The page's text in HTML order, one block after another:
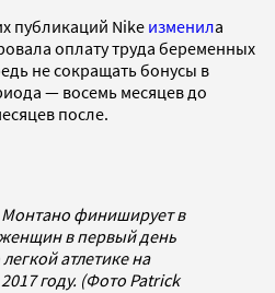
публикаций Nike изменила
оплату труда беременных
не сокращать бонусы в
— восемь месяцев до
после.
финиширует в
в первый день
атлетике на
году. (Фото Patrick